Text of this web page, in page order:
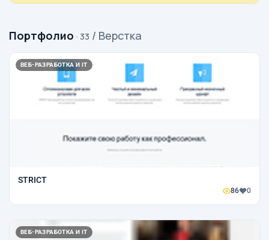
Портфолио · 33 / Верстка
ВЕБ-РАЗРАБОТКА И IT
STRICT
86 0
ВЕБ-РАЗРАБОТКА И IT